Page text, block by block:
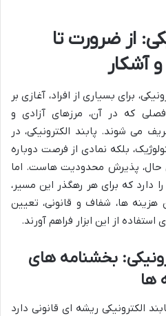
از ضرورت تا
آشکار
برای بسیاری از افراد، آغازی بر
که در آن، مرزهای آزادی و
می شوند. پابند الکترونیکی، در
بلکه نمادی از فرصت دوباره
حال، پذیرش محدودیت هاست. اما
دارد که برای هر رهگذر این مسیر،
ها، شفاف و قانونی، تعیین
از این ابزار فراهم آورند.
بخشنامه های
ها
الکترونیکی ریشه ای قانونی دارد